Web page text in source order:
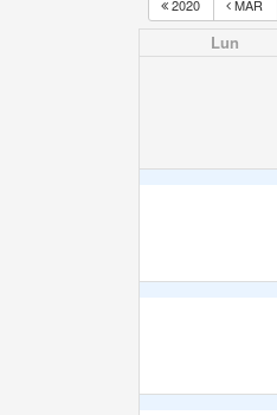
2020 MAR
Lun